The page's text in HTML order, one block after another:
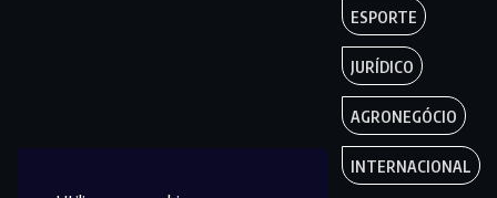
ESPORTE
JURÍDICO
AGRONEGÓCIO
INTERNACIONAL